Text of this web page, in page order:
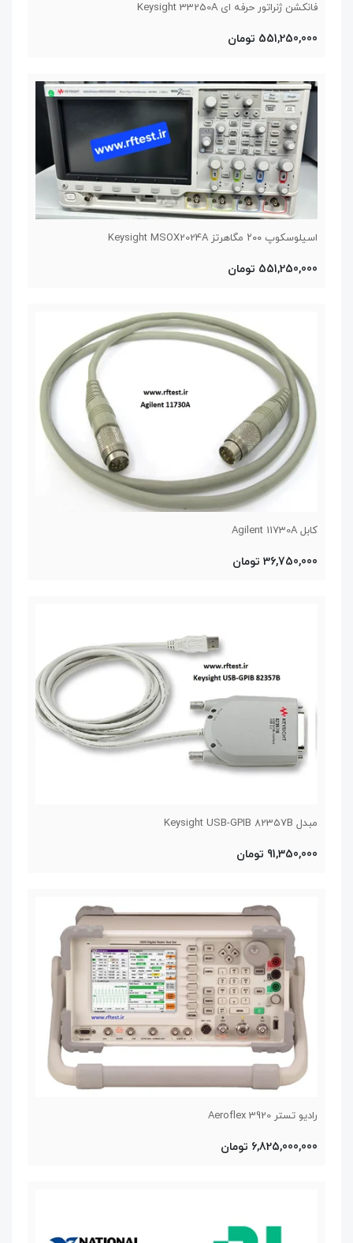
فانکشن ژنراتور حرفه ای Keysight 33250A
551,250,000 تومان
اسیلوسکوپ ۲۰۰ مگاهرتز Keysight MSOX2024A
551,250,000 تومان
کابل Agilent 11730A
36,750,000 تومان
مبدل Keysight USB-GPIB 82357B
91,350,000 تومان
رادیو تستر Aeroflex 3920
6,825,000,000 تومان